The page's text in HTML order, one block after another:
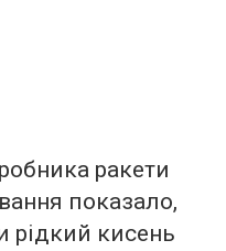
ракети
показало,
рідкий кисень